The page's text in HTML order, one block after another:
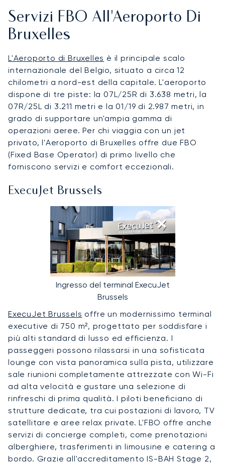
Servizi FBO All'Aeroporto Di
Bruxelles
L'Aeroporto di Bruxelles è il principale scalo
internazionale del Belgio, situato a circa 12
chilometri a nord-est della capitale. L'aeroporto
dispone di tre piste: la 07L/25R di 3.638 metri, la
07R/25L di 3.211 metri e la 01/19 di 2.987 metri, in
grado di supportare un'ampia gamma di
operazioni aeree. Per chi viaggia con un jet
privato, l'Aeroporto di Bruxelles offre due FBO
(Fixed Base Operator) di primo livello che
forniscono servizi e comfort eccezionali.
ExecuJet Brussels
Ingresso del terminal ExecuJet
Brussels
ExecuJet Brussels offre un modernissimo terminal
executive di 750 m², progettato per soddisfare i
più alti standard di lusso ed efficienza. I
passeggeri possono rilassarsi in una sofisticata
lounge con vista panoramica sulla pista, utilizzare
sale riunioni completamente attrezzate con Wi-Fi
ad alta velocità e gustare una selezione di
rinfreschi di prima qualità. I piloti beneficiano di
strutture dedicate, tra cui postazioni di lavoro, TV
satellitare e aree relax private. L'FBO offre anche
servizi di concierge completi, come prenotazioni
alberghiere, trasferimenti in limousine e catering a
bordo. Grazie all'accreditamento IS-BAH Stage 2,